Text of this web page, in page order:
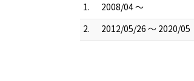
1.
2008/04 ～
2.
2012/05/26 ～ 2020/05